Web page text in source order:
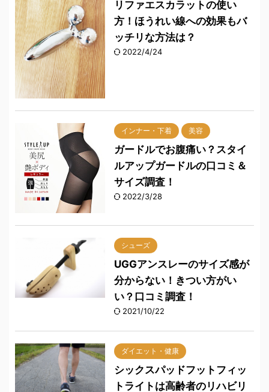
リファエスカラットの使い
方！ほうれい線への効果もバ
ッチリな方法は？
2022/4/24
インナー・下着 美容
ガードルでお腹痛い？スタイ
ルアップガードルの口コミ＆
サイズ調査！
2022/3/28
シューズ
UGGアンスレーのサイズ感が
分からない！きつい方がい
い？口コミ調査！
2021/10/22
ダイエット・健康
シックスパッドフットフィッ
トライトは高齢者のリハビリ